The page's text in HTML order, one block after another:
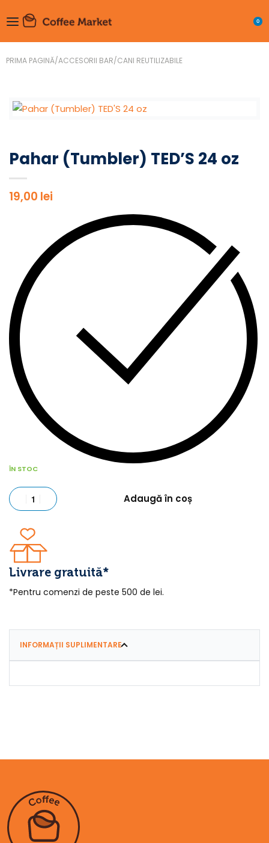
0
PRIMA PAGINĂ/ACCESORII BAR/CANI REUTILIZABILE
Pahar (Tumbler) TED’S 24 oz
19,00 lei
ÎN STOC
Adaugă în coș
Livrare gratuită*
*Pentru comenzi de peste 500 de lei.
INFORMAȚII SUPLIMENTARE